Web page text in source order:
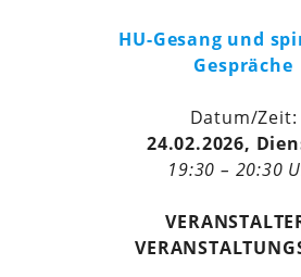
HU-Gesang und
Gespräche
Datum/Zeit:
24.02.2026,
19:30 – 20:30